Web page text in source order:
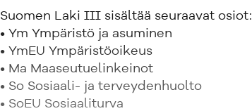
Suomen Laki III sisältää seuraavat osiot:
• Ym Ympäristö ja asuminen
• YmEU Ympäristöoikeus
• Ma Maaseutuelinkeinot
• So Sosiaali- ja terveydenhuolto
• SoEU Sosiaaliturva